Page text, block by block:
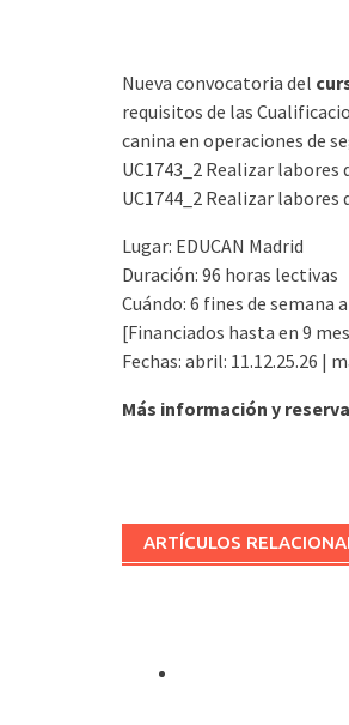
Nueva convocatoria del
requisitos de las
canina en operaciones de
UC1743_2 Realizar labores
UC1744_2 Realizar
Lugar: EDUCAN Madrid
Duración: 96 horas lectivas
Cuándo: 6 fines de semana
[Financiados hasta en 9
Fechas: abril: 11.12.25.26 |
Más información y
ARTÍCULOS